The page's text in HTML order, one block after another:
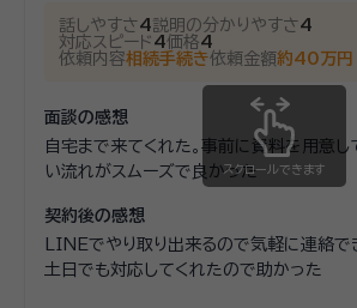
話しやすさ4説明の分かりやすさ4
対応スピード 4価格4
依頼内容相続手続き依頼金額約40万円
面談の感想
自宅まで来てくれた。事前に資料を用意し
い流れがスムーズで良かった
契約後の感想
LINEでやり取り出来るので気軽に連絡で
土日でも対応してくれたので助かった
スクロールできます